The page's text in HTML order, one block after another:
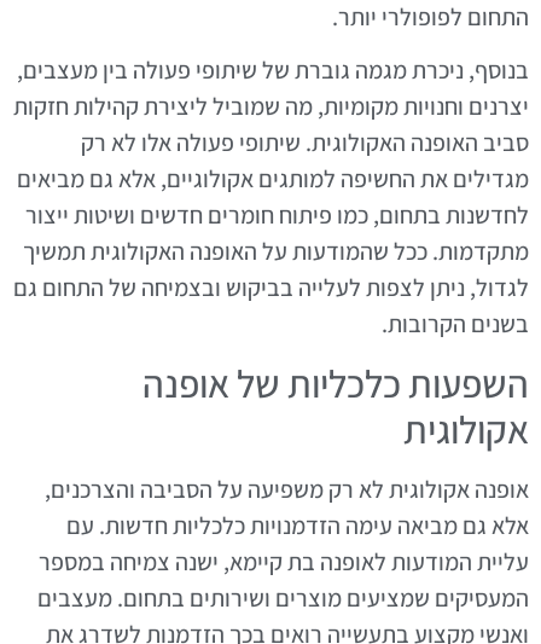
התחום לפופולרי יותר.
בנוסף, ניכרת מגמה גוברת של שיתופי פעולה בין מעצבים,
יצרנים וחנויות מקומיות, מה שמוביל ליצירת קהילות חזקות
סביב האופנה האקולוגית. שיתופי פעולה אלו לא רק
מגדילים את החשיפה למותגים אקולוגיים, אלא גם מביאים
לחדשנות בתחום, כמו פיתוח חומרים חדשים ושיטות ייצור
מתקדמות. ככל שהמודעות על האופנה האקולוגית תמשיך
לגדול, ניתן לצפות לעלייה בביקוש ובצמיחה של התחום גם
בשנים הקרובות.
השפעות כלכליות של אופנה
אקולוגית
אופנה אקולוגית לא רק משפיעה על הסביבה והצרכנים,
אלא גם מביאה עימה הזדמנויות כלכליות חדשות. עם
עליית המודעות לאופנה בת קיימא, ישנה צמיחה במספר
המעסיקים שמציעים מוצרים ושירותים בתחום. מעצבים
ואנשי מקצוע בתעשייה רואים בכך הזדמנות לשדרג את